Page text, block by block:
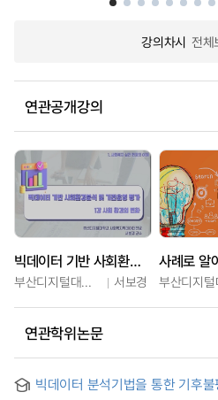
강의차시 전체
연관공개강의
빅데이터 기반 사회환경분석 및 기관운영 평가
부산디지털대학교 서보경
연관학위논문
빅데이터 분석기법을 통한 기후